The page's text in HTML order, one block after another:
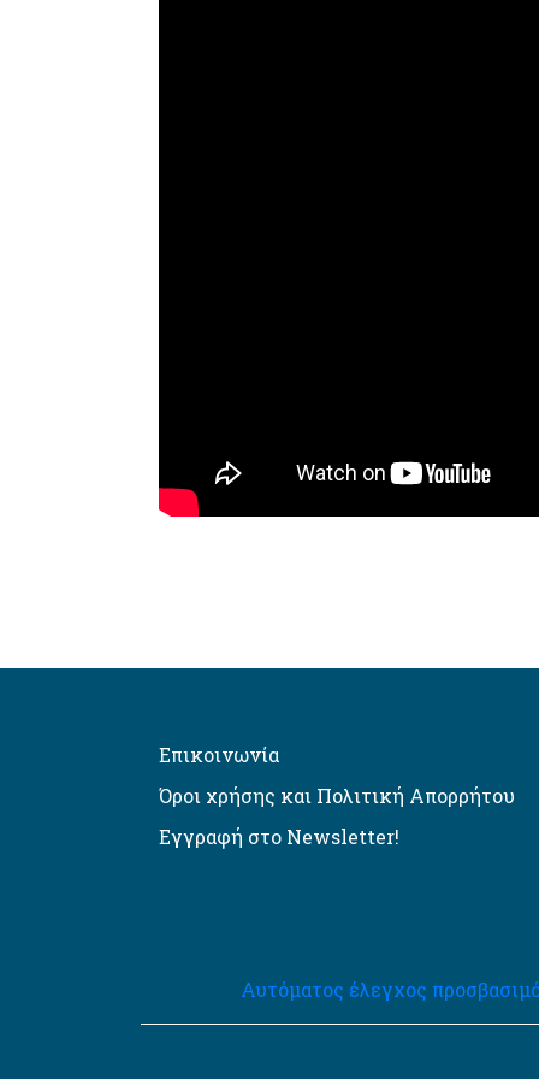
Επικοινωνία
Όροι χρήσης και Πολιτική Απορρήτου
Εγγραφή στο Newsletter!
Αυτόματος έλεγχος